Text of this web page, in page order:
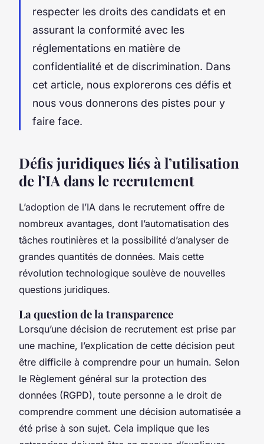
respecter les droits des candidats et en
assurant la conformité avec les
réglementations en matière de
confidentialité et de discrimination. Dans
cet article, nous explorerons ces défis et
nous vous donnerons des pistes pour y
faire face.
Défis juridiques liés à l’utilisation
de l’IA dans le recrutement
L’adoption de l’IA dans le recrutement offre de
nombreux avantages, dont l’automatisation des
tâches routinières et la possibilité d’analyser de
grandes quantités de données. Mais cette
révolution technologique soulève de nouvelles
questions juridiques.
La question de la transparence
Lorsqu’une décision de recrutement est prise par
une machine, l’explication de cette décision peut
être difficile à comprendre pour un humain. Selon
le Règlement général sur la protection des
données (RGPD), toute personne a le droit de
comprendre comment une décision automatisée a
été prise à son sujet. Cela implique que les